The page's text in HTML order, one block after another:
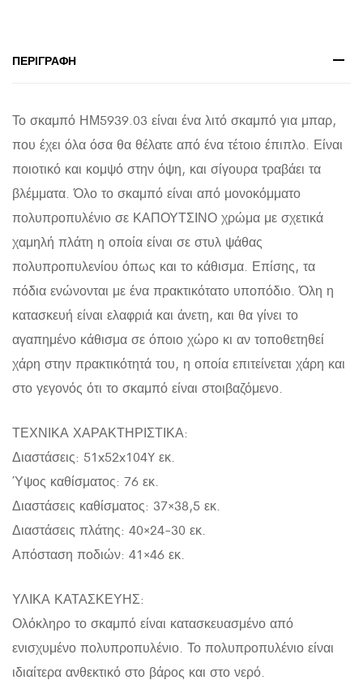
ΠΕΡΙΓΡΑΦΉ
Το σκαμπό ΗΜ5939.03 είναι ένα λιτό σκαμπό για μπαρ,
που έχει όλα όσα θα θέλατε από ένα τέτοιο έπιπλο. Είναι
ποιοτικό και κομψό στην όψη, και σίγουρα τραβάει τα
βλέμματα. Όλο το σκαμπό είναι από μονοκόμματο
πολυπροπυλένιο σε ΚΑΠΟΥΤΣΙΝΟ χρώμα με σχετικά
χαμηλή πλάτη η οποία είναι σε στυλ ψάθας
πολυπροπυλενίου όπως και το κάθισμα. Επίσης, τα
πόδια ενώνονται με ένα πρακτικότατο υποπόδιο. Όλη η
κατασκευή είναι ελαφριά και άνετη, και θα γίνει το
αγαπημένο κάθισμα σε όποιο χώρο κι αν τοποθετηθεί
χάρη στην πρακτικότητά του, η οποία επιτείνεται χάρη και
στο γεγονός ότι το σκαμπό είναι στοιβαζόμενο.
ΤΕΧΝΙΚΑ ΧΑΡΑΚΤΗΡΙΣΤΙΚΑ:
Διαστάσεις: 51x52x104Y εκ.
Ύψος καθίσματος: 76 εκ.
Διαστάσεις καθίσματος: 37×38,5 εκ.
Διαστάσεις πλάτης: 40×24-30 εκ.
Απόσταση ποδιών: 41×46 εκ.
ΥΛΙΚΑ ΚΑΤΑΣΚΕΥΗΣ:
Ολόκληρο το σκαμπό είναι κατασκευασμένο από
ενισχυμένο πολυπροπυλένιο. Το πολυπροπυλένιο είναι
ιδιαίτερα ανθεκτικό στο βάρος και στο νερό.